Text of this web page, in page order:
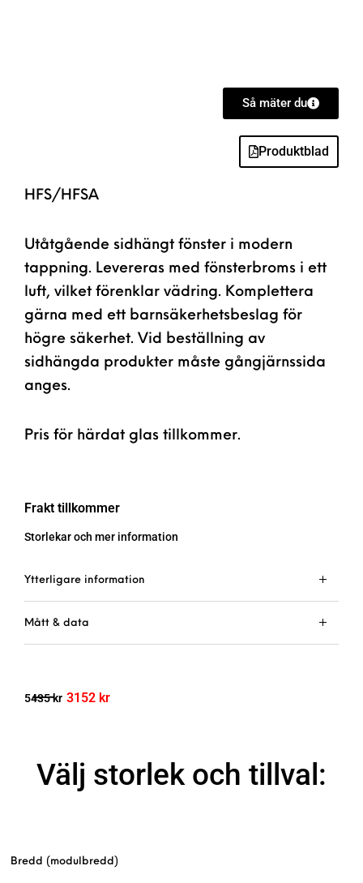
Så mäter du
Produktblad
HFS/HFSA
Utåtgående sidhängt fönster i modern
tappning. Levereras med fönsterbroms i ett
luft, vilket förenklar vädring. Komplettera
gärna med ett barnsäkerhetsbeslag för
högre säkerhet. Vid beställning av
sidhängda produkter måste gångjärnssida
anges.
Pris för härdat glas tillkommer.
Frakt tillkommer
Storlekar och mer information
Ytterligare information
Mått & data
5435kr 3152 kr
Välj storlek och tillval:
Bredd (modulbredd)